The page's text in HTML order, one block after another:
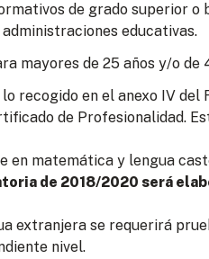
de grado superior o
educativas.
mayores de 25 años y/o de
recogido en el anexo IV del
de Profesionalidad.
en matemática y lengua
de 2018/2020 será
extranjera se requerirá
nivel.